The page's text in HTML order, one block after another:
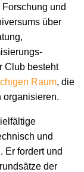
und
über
Club besteht
Raum, die
organisieren.
und
Er fordert und
der